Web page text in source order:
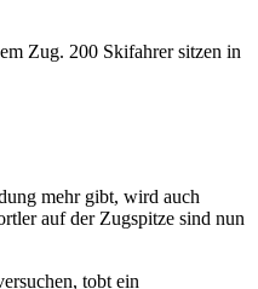
Zug. 200 Skifahrer sitzen in
mehr gibt, wird auch
auf der Zugspitze sind nun
tobt ein